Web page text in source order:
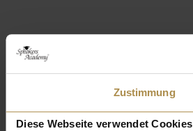
Zustimmung
Diese Webseite verwendet Cookies